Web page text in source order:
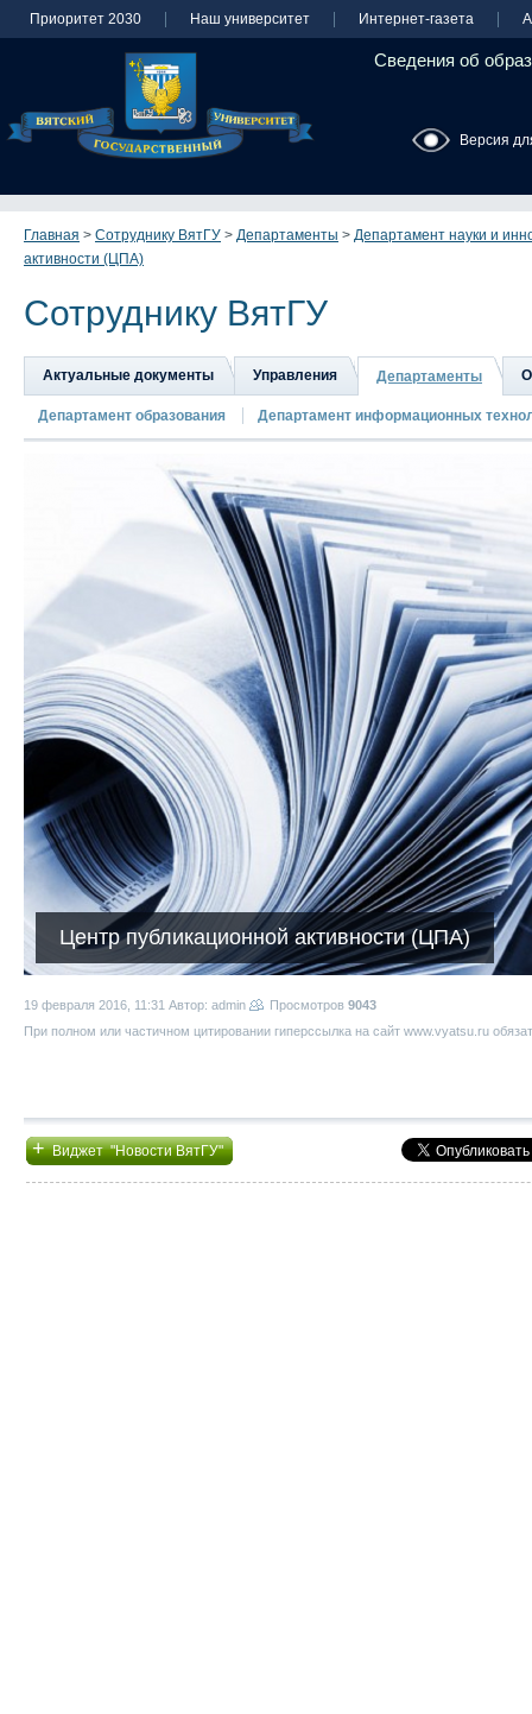
Приоритет 2030 Наш университет Интернет-газета
Сведения об
Версия
Главная > Сотруднику ВятГУ > Департаменты > Департамент науки и
активности (ЦПА)
Сотруднику ВятГУ
Актуальные документы Управления Департаменты
Департамент образования Департамент информационных
Центр публикационной активности (ЦПА)
19 февраля 2016, 11:31 Автор: admin Просмотров 9043
При полном или частичном цитировании гиперссылка на сайт www.vyatsu.ru
+Виджет "Новости ВятГУ"